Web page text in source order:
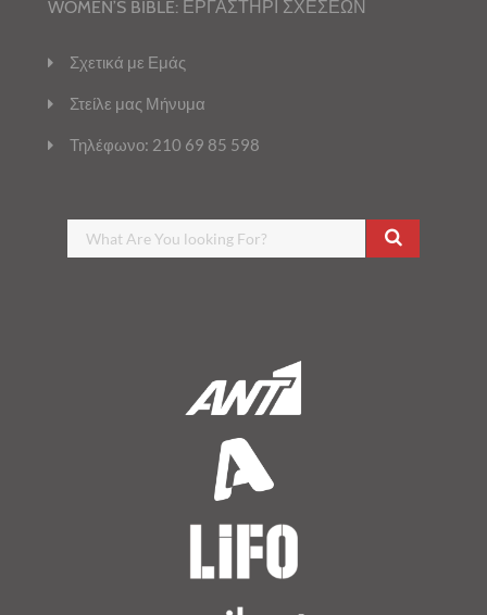
WOMEN’S BIBLE: ΕΡΓΑΣΤΗΡΙ ΣΧΕΣΕΩΝ
Σχετικά με Εμάς
Στείλε μας Μήνυμα
Τηλέφωνο: 210 69 85 598